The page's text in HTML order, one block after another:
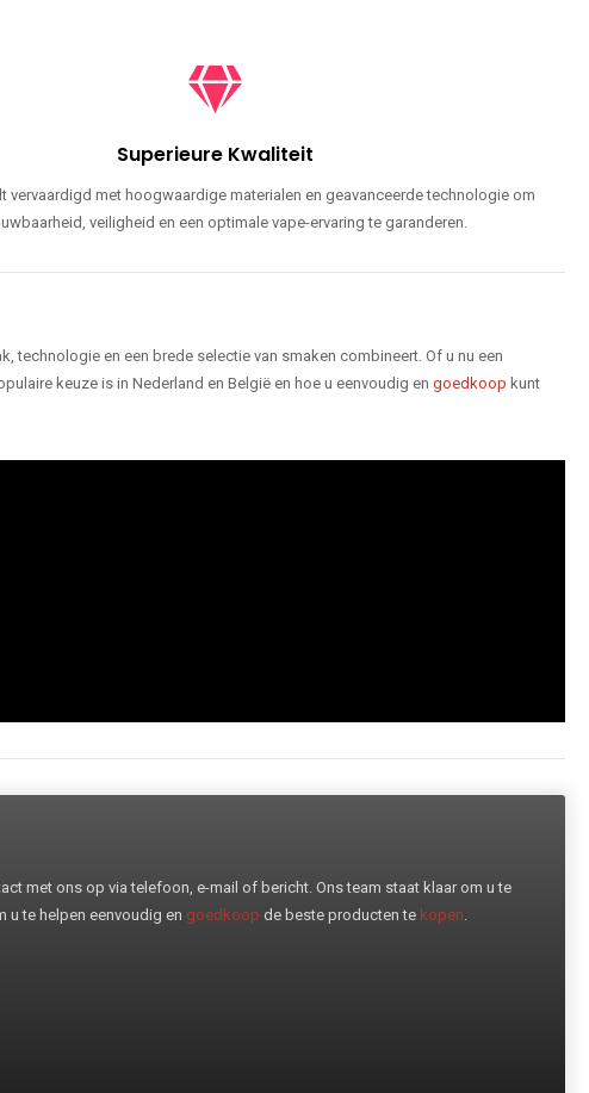
Superieure Kwaliteit
vervaardigd met hoogwaardige materialen en geavanceerde technologie om
veiligheid en een optimale vape-ervaring te garanderen.
technologie en een brede selectie van smaken combineert. Of u nu een
keuze is in Nederland en België en hoe u eenvoudig en goedkoop kunt
met ons op via telefoon, e-mail of bericht. Ons team staat klaar om u te
u te helpen eenvoudig en goedkoop de beste producten te kopen.